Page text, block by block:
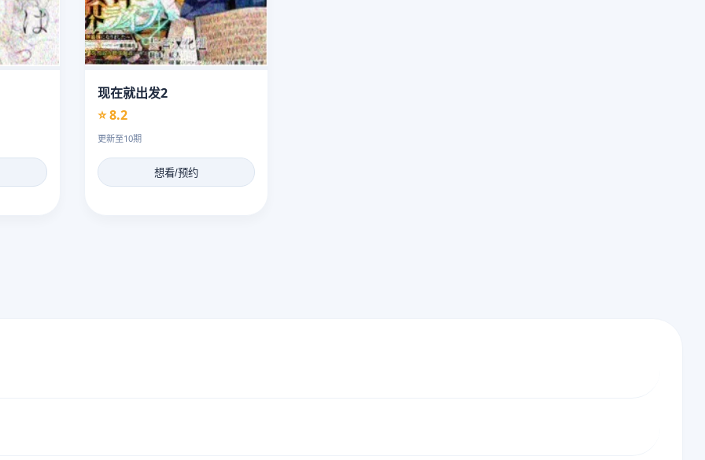
现在就出发2
⭐ 8.2
更新至10期
想看/预约